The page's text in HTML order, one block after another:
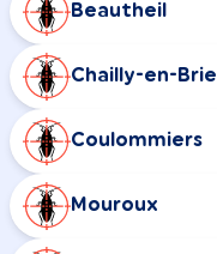
Beautheil
Chailly-en-Brie
Coulommiers
Mouroux